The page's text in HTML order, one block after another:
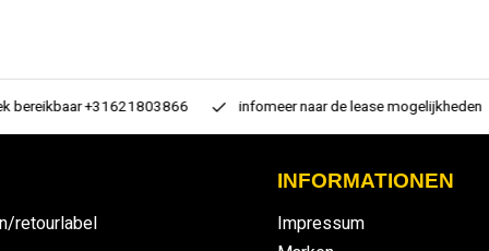
+31621803866 infomeer naar de lease mogelijkheden
retourlabel
INFORMATIONEN
Impressum